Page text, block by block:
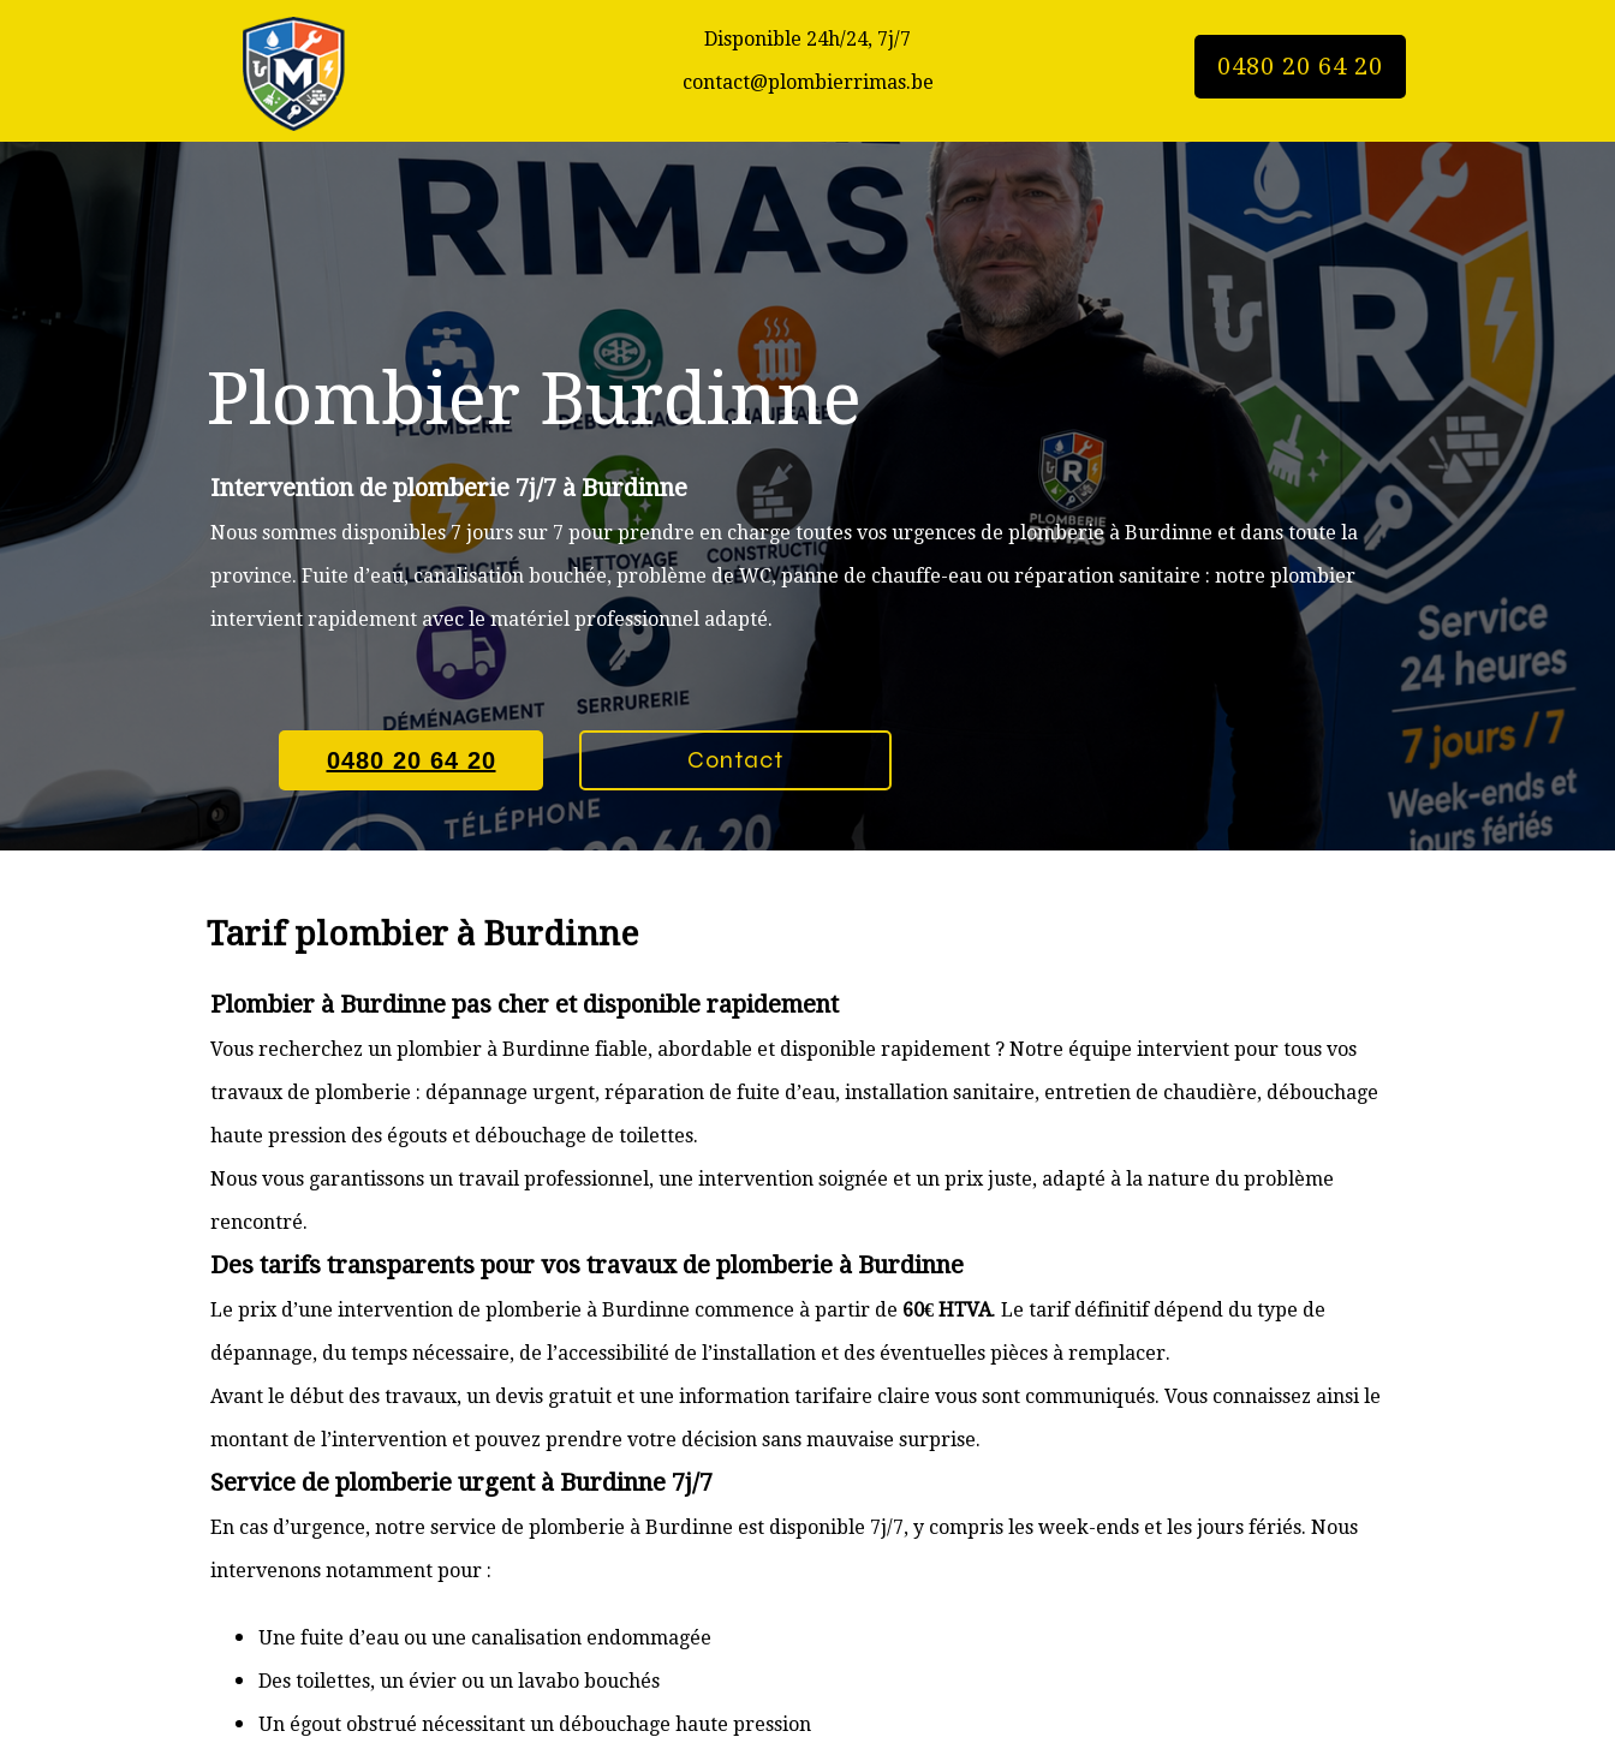
0480 20 64 20
Disponible 24h/24, 7j/7
contact@plombierrimas.be
Plombier Burdinne
Intervention de plomberie 7j/7 à Burdinne
Nous sommes disponibles 7 jours sur 7 pour prendre en charge toutes vos urgences de plomberie à Burdinne et dans toute la
province. Fuite d’eau, canalisation bouchée, problème de WC, panne de chauffe-eau ou réparation sanitaire : notre plombier
intervient rapidement avec le matériel professionnel adapté.
0480 20 64 20 Contact
Tarif plombier à Burdinne
Plombier à Burdinne pas cher et disponible rapidement
Vous recherchez un plombier à Burdinne fiable, abordable et disponible rapidement ? Notre équipe intervient pour tous vos
travaux de plomberie : dépannage urgent, réparation de fuite d’eau, installation sanitaire, entretien de chaudière, débouchage
haute pression des égouts et débouchage de toilettes.
Nous vous garantissons un travail professionnel, une intervention soignée et un prix juste, adapté à la nature du problème
rencontré.
Des tarifs transparents pour vos travaux de plomberie à Burdinne
Le prix d’une intervention de plomberie à Burdinne commence à partir de 60€ HTVA. Le tarif définitif dépend du type de
dépannage, du temps nécessaire, de l’accessibilité de l’installation et des éventuelles pièces à remplacer.
Avant le début des travaux, un devis gratuit et une information tarifaire claire vous sont communiqués. Vous connaissez ainsi le
montant de l’intervention et pouvez prendre votre décision sans mauvaise surprise.
Service de plomberie urgent à Burdinne 7j/7
En cas d’urgence, notre service de plomberie à Burdinne est disponible 7j/7, y compris les week-ends et les jours fériés. Nous
intervenons notamment pour :
Une fuite d’eau ou une canalisation endommagée
Des toilettes, un évier ou un lavabo bouchés
Un égout obstrué nécessitant un débouchage haute pression